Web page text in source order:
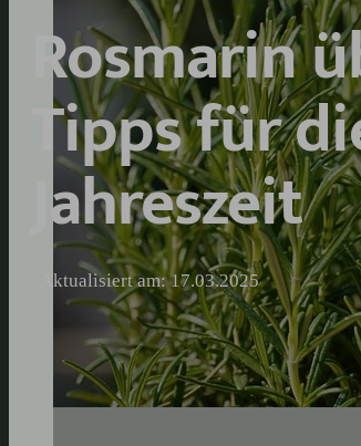
Rosmarin
Tipps für
Jahreszeit
Aktualisiert am: 17.03.2025